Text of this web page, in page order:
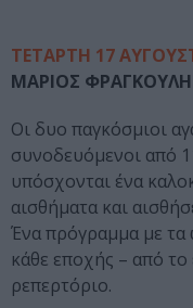
ΤΕΤΑΡΤΗ 17
ΜΑΡΙΟΣ ΦΡΑΓΚΟΥΛΗΣ
Οι δυο παγκόσμιοι
συνοδευόμενοι από
υπόσχονται ένα
αισθήματα και
Ένα πρόγραμμα με τα
κάθε εποχής – από το
ρεπερτόριο.